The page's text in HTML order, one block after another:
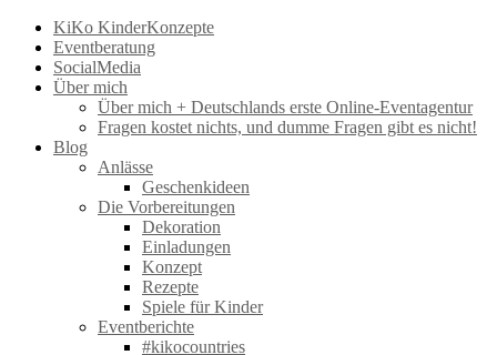
KiKo KinderKonzepte
Eventberatung
SocialMedia
Über mich
Über mich + Deutschlands erste Online-Eventagentur
Fragen kostet nichts, und dumme Fragen gibt es nicht!
Blog
Anlässe
Geschenkideen
Die Vorbereitungen
Dekoration
Einladungen
Konzept
Rezepte
Spiele für Kinder
Eventberichte
#kikocountries